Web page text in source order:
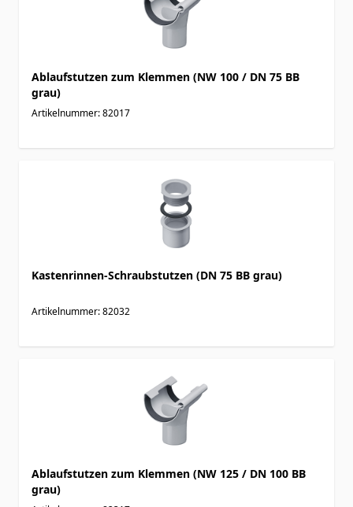
Ablaufstutzen zum Klemmen (NW 100 / DN 75 BB
grau)
Artikelnummer: 82017
Kastenrinnen-Schraubstutzen (DN 75 BB grau)
Artikelnummer: 82032
Ablaufstutzen zum Klemmen (NW 125 / DN 100 BB
grau)